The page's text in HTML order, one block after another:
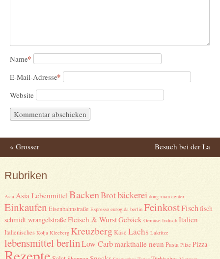
Name*
E-Mail-Adresse*
Website
Post navigation
« Grosser
bei perfekt-schlafen und
schöne-träume in Berlin
Besuch bei der La
Rubriken
Asia Asia LebenmittelBackenBrotbäckerei dong xuan center
Einkaufen Eisenbahnstraße Espresso eurogida berlin FeinkostFischfisch
schmidt wrangelstraßeFleisch & WurstGebäck Gemüse Indisch Italien
Italienisches Kolja Kleeberg KreuzbergKäse Lachs Lakritze
lebensmittel berlinLow Carbmarkthalle neun Pasta Pilze Pizza